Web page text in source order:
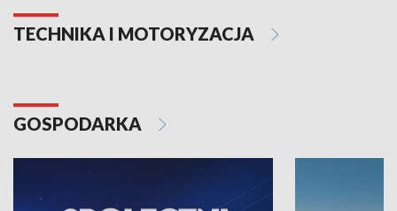
TECHNIKA I MOTORYZACJA
GOSPODARKA